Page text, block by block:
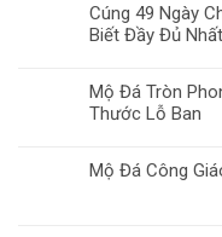
Cúng 49 Ngày
Biết Đầy Đủ Nhất
Mộ Đá Tròn
Thước Lỗ Ban
Mộ Đá Công